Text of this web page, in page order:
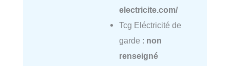
electricite.com/
Tcg Eléctricité de
garde : non
renseigné